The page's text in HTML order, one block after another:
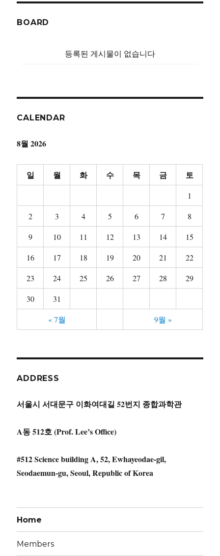
BOARD
등록된 게시물이 없습니다
CALENDAR
8월 2026
일 월 화 수 목 금 토
1
2
3 4 5 6 7
8
9
10 11 12 13 14
15
16
17 18 19 20 21
22
23
24 25 26 27 28
29
30
31
« 7월
9월 »
ADDRESS
서울시 서대문구 이화여대길 52번지 종합과학관
A동 512호 (Prof. Lee’s Office)
#512 Science building A, 52, Ewhayeodae-gil,
Seodaemun-gu, Seoul, Republic of Korea
Home
Members